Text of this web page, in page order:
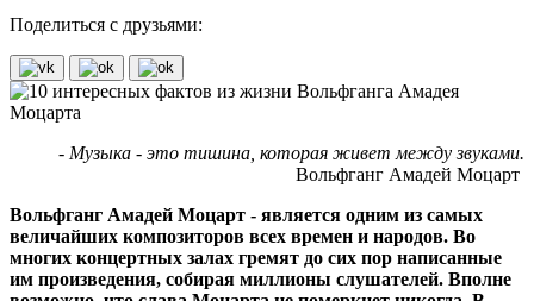
Поделиться с друзьями:
- Музыка - это тишина, которая живет между звуками.
Вольфганг Амадей Моцарт
Вольфганг Амадей Моцарт - является одним из самых
величайших композиторов всех времен и народов. Во
многих концертных залах гремят до сих пор написанные
им произведения, собирая миллионы слушателей. Вполне